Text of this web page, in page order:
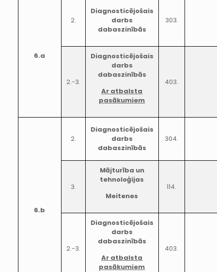
6.a
2.
Diagnosticējošais
darbs
dabaszinībās
303.
2.-3.
Diagnosticējošais
darbs
dabaszinībās
Ar atbalsta
pasākumiem
403.
6.b
2.
Diagnosticējošais
darbs
dabaszinībās
304.
3.
Mājturība un
tehnoloģijas
Meitenes
114.
2.-3.
Diagnosticējošais
darbs
dabaszinībās
Ar atbalsta
pasākumiem
403.